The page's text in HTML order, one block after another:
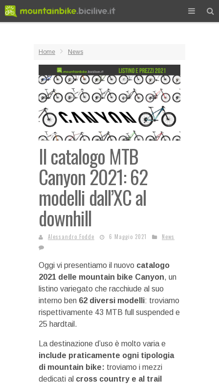
Home News
Il catalogo MTB
Canyon 2021: 62
modelli dall’XC al
downhill
Alessandro Fodde 6 Maggio 2021 News
Oggi vi presentiamo il nuovo catalogo
2021 delle mountain bike Canyon, un
listino variegato che racchiude al suo
interno ben 62 diversi modelli: troviamo
rispettivamente 43 MTB full suspended e
25 hardtail.
La destinazione d’uso è molto varia e
include praticamente ogni tipologia
di mountain bike: troviamo i mezzi
dedicati al cross country e al trail